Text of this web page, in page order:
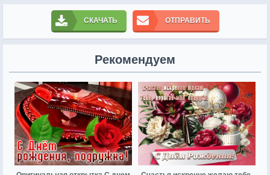
СКАЧАТЬ ОТПРАВИТЬ
Рекомендуем